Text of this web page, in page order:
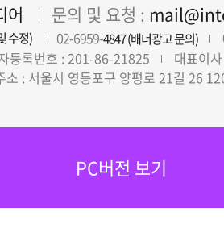
어 문의 및 요청 :
수정) 02-6959-4847 (배너광고 문의)
등록번호 : 201-86-21825
대표이
소 : 서울시 영등포구 양평로 21길 26
PC버전 보기